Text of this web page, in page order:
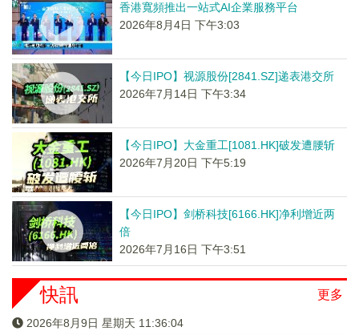
香港寬頻推出一站式AI企業服務平台
2026年8月4日 下午3:03
【今日IPO】视源股份[2841.SZ]递表港交所
2026年7月14日 下午3:34
【今日IPO】大金重工[1081.HK]破发遭腰斩
2026年7月20日 下午5:19
【今日IPO】剑桥科技[6166.HK]净利增近两
倍
2026年7月16日 下午3:51
更多
快訊
2026年8月9日 星期天 11:36:04